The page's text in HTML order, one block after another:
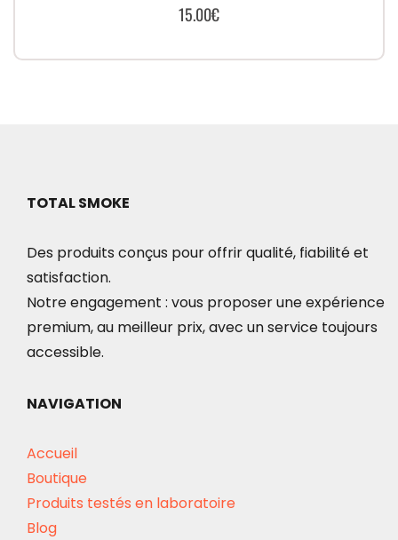
15.00€
TOTAL SMOKE
Des produits conçus pour offrir qualité, fiabilité et
satisfaction.
Notre engagement : vous proposer une expérience
premium, au meilleur prix, avec un service toujours
accessible.
NAVIGATION
Accueil
Boutique
Produits testés en laboratoire
Blog